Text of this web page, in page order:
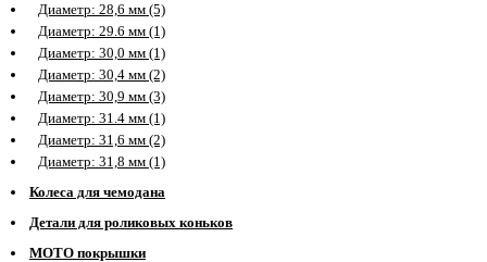
Диаметр: 28,6 мм (5)
Диаметр: 29.6 мм (1)
Диаметр: 30,0 мм (1)
Диаметр: 30,4 мм (2)
Диаметр: 30,9 мм (3)
Диаметр: 31.4 мм (1)
Диаметр: 31,6 мм (2)
Диаметр: 31,8 мм (1)
Колеса для чемодана
Детали для роликовых коньков
МОТО покрышки